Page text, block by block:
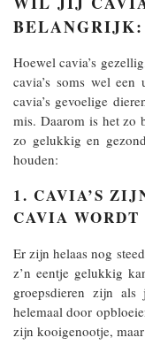
BELANGRIJK:
Hoewel cavia’s
cavia’s soms wel
cavia’s gevoelige
mis. Daarom is het zo
zo gelukkig en
houden:
1. CAVIA’S
CAVIA
Er zijn helaas nog
z’n eentje gelukkig
groepsdieren zijn
helemaal door
zijn kooigenootje,